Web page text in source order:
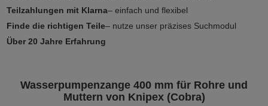
Teilzahlungen mit Klarna– einfach und flexibel
Finde die richtigen Teile– nutze unser präzises Suchmodul
Über 20 Jahre Erfahrung
Wasserpumpenzange 400 mm für Rohre und
Muttern von Knipex (Cobra)